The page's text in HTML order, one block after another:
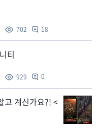
702 18
티
929 0
고 계신가요?! <